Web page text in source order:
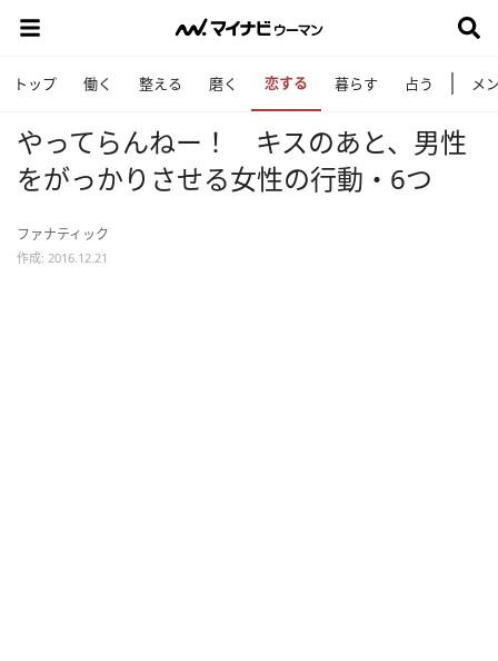
トップ 働く 整える 磨く 恋する 暮らす 占う メ
やってらんねー！ キスのあと、男性
をがっかりさせる女性の行動・6つ
ファナティック
作成: 2016.12.21